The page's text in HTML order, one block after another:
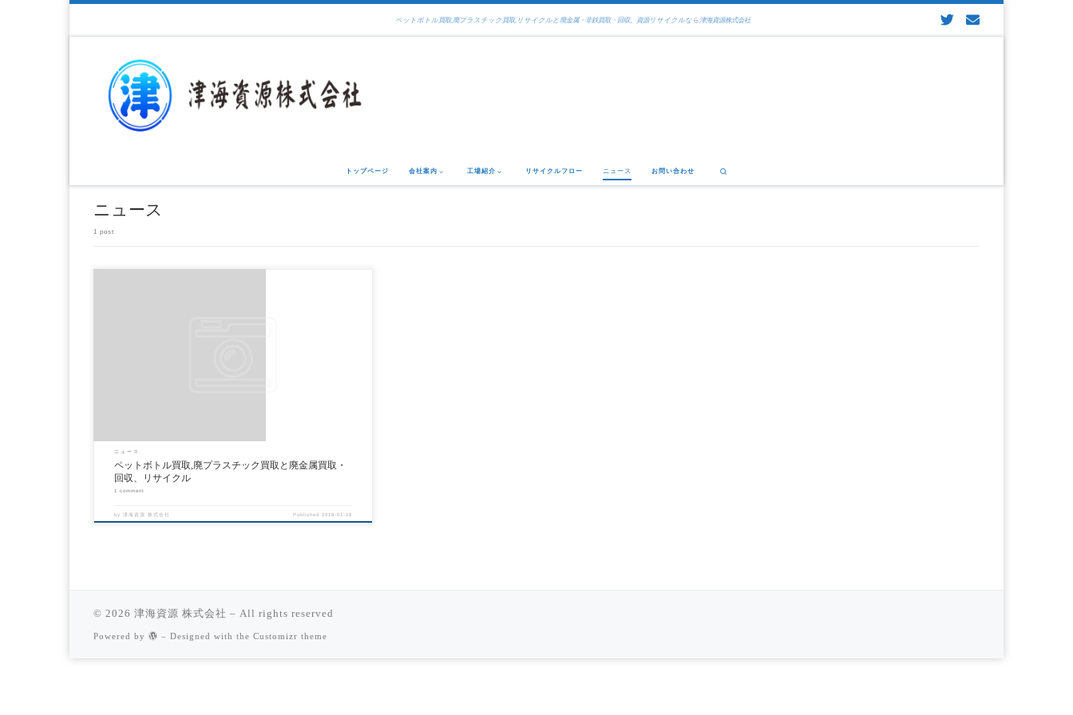
ペットボトル買取,廃プラスチック買取,リサイクルと廃金属・非鉄買取・回収、資源リサイクルなら津海資源株式会社
トップページ 会社案内 工場紹介 リサイクルフロー ニュース お問い合わせ
ニュース
1 post
ニュース
ペットボトル買取,廃プラスチック買取と廃金属買取・
回収、リサイクル
1 comment
by 津海資源 株式会社 Published 2018-01-28
© 2026 津海資源 株式会社 – All rights reserved
Powered by – Designed with the Customizr theme